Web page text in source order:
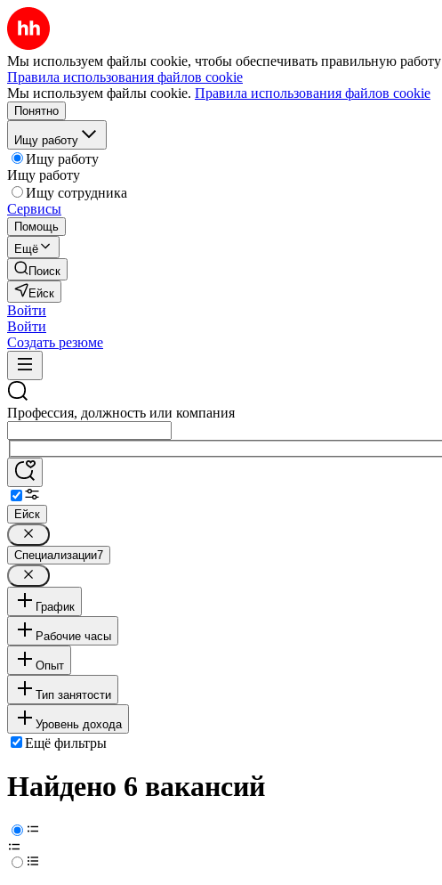
Мы используем файлы cookie, чтобы обеспечивать правильную работу
Правила использования файлов cookie
Мы используем файлы cookie. Правила использования файлов cookie
Понятно
Ищу работу
Ищу работу
Ищу работу
Ищу сотрудника
Сервисы
Помощь
Ещё
Поиск
Ейск
Войти
Войти
Создать резюме
Профессия, должность или компания
Ейск
Специализации7
График
Рабочие часы
Опыт
Тип занятости
Уровень дохода
Ещё фильтры
Найдено 6 вакансий